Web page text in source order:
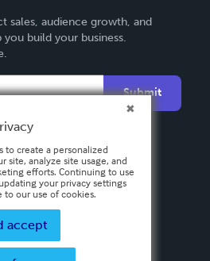
sales, audience growth, and
build your business.
Submit
to create a personalized
site, analyze site usage, and
efforts. Continuing to use
your privacy settings
to our use of cookies.
accept